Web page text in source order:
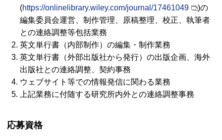
(https://onlinelibrary.wiley.com/journal/17461049
)の
編集委員会運営、制作管理、原稿整理、校正、執筆者
との連絡調整等包括業務
英文単行書（内部制作）の編集・制作業務
英文単行書（外部出版社から発行）の出版企画、海外
出版社との連絡調整、契約事務
ウェブサイト等での情報発信に関わる業務
上記業務に付随する研究所内外との連絡調整事務
応募資格